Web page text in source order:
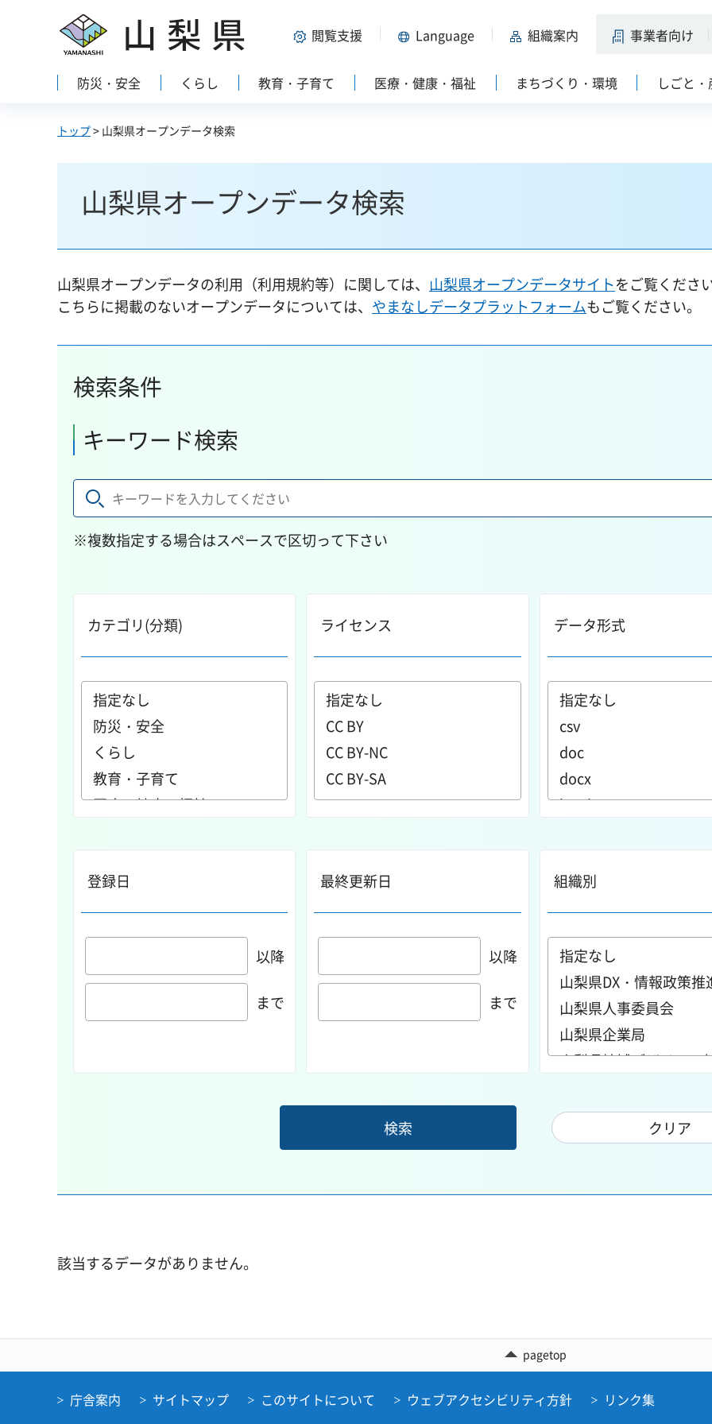
山梨県 閲覧支援 Language 組織案内 事業者向け
防災・安全 くらし 教育・子育て 医療・健康・福祉 まちづくり・環境 しごと
トップ> 山梨県オープンデータ検索
山梨県オープンデータ検索
山梨県オープンデータの利用（利用規約等）に関しては、 山梨県オープンデータサイトをご覧くださ
こちらに掲載のないオープンデータについては、 やまなしデータプラットフォームもご覧ください。
検索条件
キーワード検索
※複数指定する場合はスペースで区切って下さい
カテゴリ(分類) ライセンス データ形式
登録日
以降
まで
最終更新日
以降
まで
組織別
該当するデータがありません。
pagetop
庁舎案内 サイトマップ このサイトについて ウェブアクセシビリティ方針 リンク集